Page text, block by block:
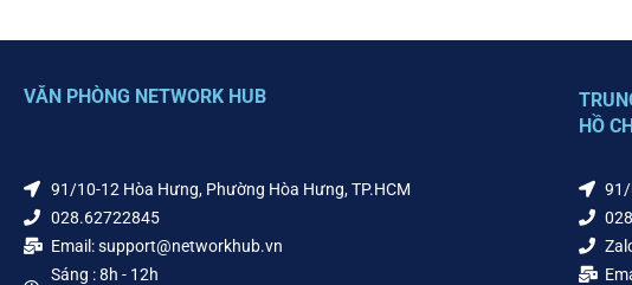
VĂN PHÒNG NETWORK HUB
91/10-12 Hòa Hưng, Phường Hòa Hưng, TP.HCM
028.62722845
Email: support@networkhub.vn
Sáng : 8h - 12h
HỒ
91/